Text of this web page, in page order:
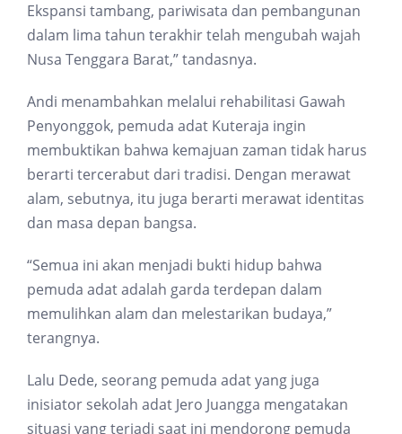
Ekspansi tambang, pariwisata dan pembangunan
dalam lima tahun terakhir telah mengubah wajah
Nusa Tenggara Barat,” tandasnya.
Andi menambahkan melalui rehabilitasi Gawah
Penyonggok, pemuda adat Kuteraja ingin
membuktikan bahwa kemajuan zaman tidak harus
berarti tercerabut dari tradisi. Dengan merawat
alam, sebutnya, itu juga berarti merawat identitas
dan masa depan bangsa.
“Semua ini akan menjadi bukti hidup bahwa
pemuda adat adalah garda terdepan dalam
memulihkan alam dan melestarikan budaya,”
terangnya.
Lalu Dede, seorang pemuda adat yang juga
inisiator sekolah adat Jero Juangga mengatakan
situasi yang terjadi saat ini mendorong pemuda